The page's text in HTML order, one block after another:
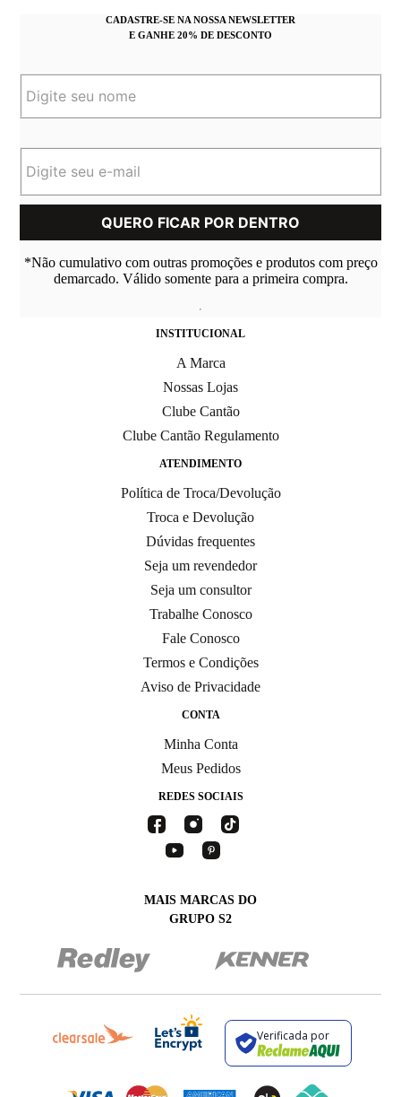
CADASTRE-SE NA NOSSA NEWSLETTER
E GANHE 20% DE DESCONTO
*Não cumulativo com outras promoções e produtos com preço
demarcado. Válido somente para a primeira compra.
INSTITUCIONAL
A Marca
Nossas Lojas
Clube Cantão
Clube Cantão Regulamento
ATENDIMENTO
Política de Troca/Devolução
Troca e Devolução
Dúvidas frequentes
Seja um revendedor
Seja um consultor
Trabalhe Conosco
Fale Conosco
Termos e Condições
Aviso de Privacidade
CONTA
Minha Conta
Meus Pedidos
REDES SOCIAIS
MAIS MARCAS DO
GRUPO S2
Verificada por